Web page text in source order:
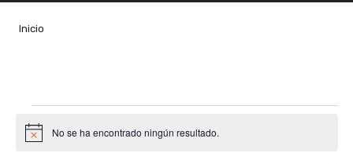
Inicio
Eventos
Aviso No se ha encontrado ningún resultado.